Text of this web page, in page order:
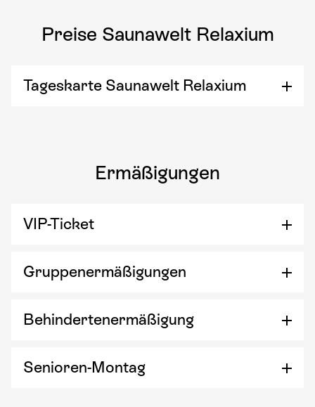
Preise Saunawelt Relaxium
Tageskarte Saunawelt Relaxium
Ermäßigungen
VIP-Ticket
Gruppenermäßigungen
Behindertenermäßigung
Senioren-Montag